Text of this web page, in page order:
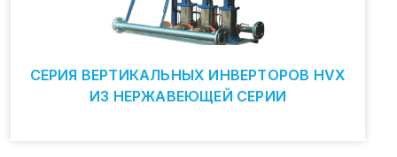
СЕРИЯ ВЕРТИКАЛЬНЫХ ИНВЕРТОРОВ HVX
ИЗ НЕРЖАВЕЮЩЕЙ СЕРИИ